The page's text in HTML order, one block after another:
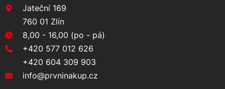
Jateční 169
760 01 Zlín
8,00 - 16,00 (po - pá)
+420 577 012 626
+420 604 309 903
info@prvninakup.cz